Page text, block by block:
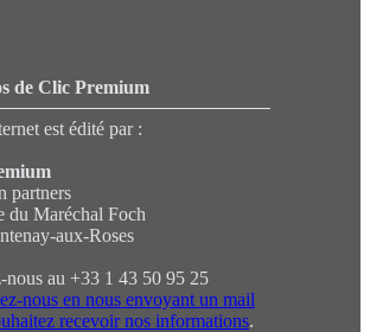
de Clic Premium
est édité par :
partners
du Maréchal Foch
aux-Roses
nous au +33 1 43 50 95 25
nous en nous envoyant un mail
recevoir nos informations.